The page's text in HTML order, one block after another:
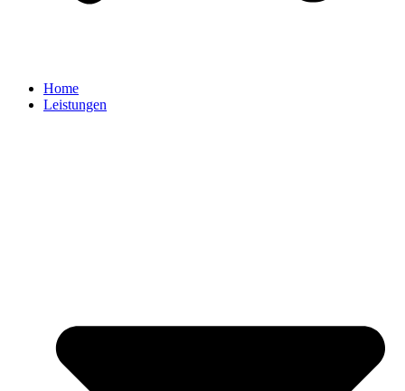
Home
Leistungen